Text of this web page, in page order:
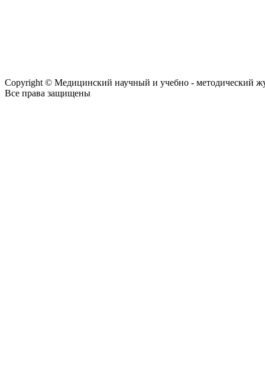
Copyright © Медицинский научный и учебно - методический
Все права защищены